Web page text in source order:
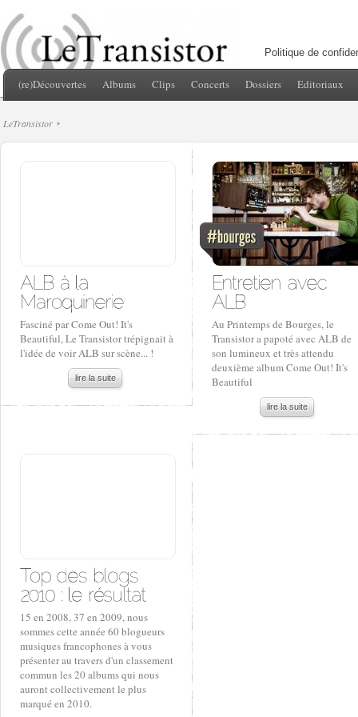
Politique de
(re)Découvertes Albums Clips Concerts Dossiers Editoriaux
LeTransistor
Fasciné par Come Out! It's
Beautiful, Le Transistor trépignait à
l'idée de voir ALB sur scène... !
lire la suite
Au Printemps de Bourges, le
Transistor a papoté avec ALB de
son lumineux et très attendu
deuxième album Come Out! It's
Beautiful
lire la suite
15 en 2008, 37 en 2009, nous
sommes cette année 60 blogueurs
musiques francophones à vous
présenter au travers d'un classement
commun les 20 albums qui nous
auront collectivement le plus
marqué en 2010.